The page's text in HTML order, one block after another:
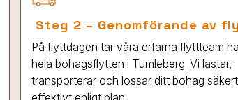
Steg 2 – Genomförande av
På flyttdagen tar våra erfarna flyttteam
hela bohagsflytten i Tumleberg. Vi lastar,
transporterar och lossar ditt bohag
effektivt enligt plan.